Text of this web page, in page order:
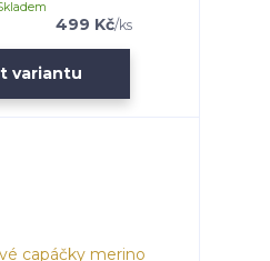
499 Kč/ks
variantu